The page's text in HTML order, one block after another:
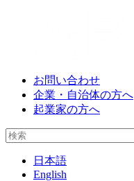
お問い合わせ
企業・自治体の方へ
起業家の方へ
日本語
English